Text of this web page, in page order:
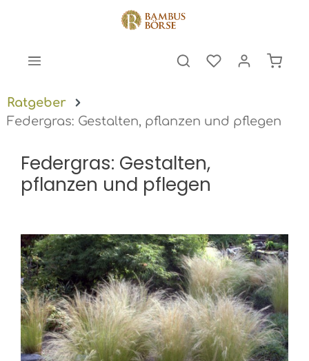
Ratgeber
Federgras: Gestalten, pflanzen und pflegen
Federgras: Gestalten,
pflanzen und pflegen